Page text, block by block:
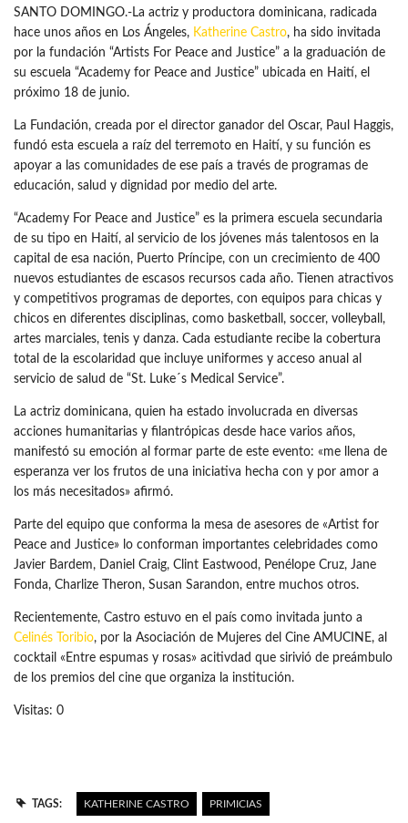
SANTO DOMINGO.-La actriz y productora dominicana, radicada
hace unos años en Los Ángeles, Katherine Castro, ha sido invitada
por la fundación “Artists For Peace and Justice” a la graduación de
su escuela “Academy for Peace and Justice” ubicada en Haití, el
próximo 18 de junio.
La Fundación, creada por el director ganador del Oscar, Paul Haggis,
fundó esta escuela a raíz del terremoto en Haití, y su función es
apoyar a las comunidades de ese país a través de programas de
educación, salud y dignidad por medio del arte.
“Academy For Peace and Justice” es la primera escuela secundaria
de su tipo en Haití, al servicio de los jóvenes más talentosos en la
capital de esa nación, Puerto Príncipe, con un crecimiento de 400
nuevos estudiantes de escasos recursos cada año. Tienen atractivos
y competitivos programas de deportes, con equipos para chicas y
chicos en diferentes disciplinas, como basketball, soccer, volleyball,
artes marciales, tenis y danza. Cada estudiante recibe la cobertura
total de la escolaridad que incluye uniformes y acceso anual al
servicio de salud de “St. Luke´s Medical Service”.
La actriz dominicana, quien ha estado involucrada en diversas
acciones humanitarias y filantrópicas desde hace varios años,
manifestó su emoción al formar parte de este evento: «me llena de
esperanza ver los frutos de una iniciativa hecha con y por amor a
los más necesitados» afirmó.
Parte del equipo que conforma la mesa de asesores de «Artist for
Peace and Justice» lo conforman importantes celebridades como
Javier Bardem, Daniel Craig, Clint Eastwood, Penélope Cruz, Jane
Fonda, Charlize Theron, Susan Sarandon, entre muchos otros.
Recientemente, Castro estuvo en el país como invitada junto a
Celinés Toribio, por la Asociación de Mujeres del Cine AMUCINE, al
cocktail «Entre espumas y rosas» acitivdad que sirivió de preámbulo
de los premios del cine que organiza la institución.
Visitas: 0
TAGS: KATHERINE CASTRO PRIMICIAS